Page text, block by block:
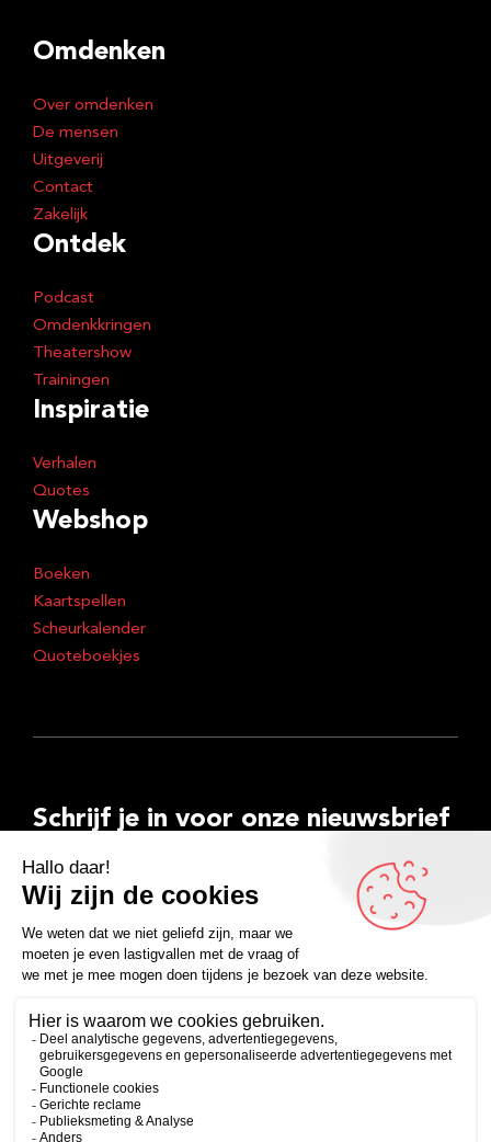
Omdenken
Over omdenken
De mensen
Uitgeverij
Contact
Zakelijk
Ontdek
Podcast
Omdenkkringen
Theatershow
Trainingen
Inspiratie
Verhalen
Quotes
Webshop
Boeken
Kaartspellen
Scheurkalender
Quoteboekjes
Schrijf je in voor onze nieuwsbrief
E-
mailadres
Inschrijven
FacebookInstagramLinkedInYouTubeSpotify